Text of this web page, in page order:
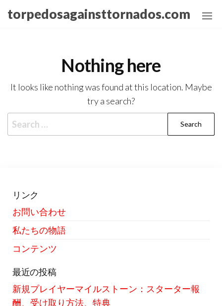
torpedosagainsttornados.com
Nothing here
It looks like nothing was found at this location. Maybe
try a search?
for:
リンク
お問い合わせ
私たちの物語
コンテンツ
最近の投稿
新規プレイヤーマイルストーン：スターター報
酬、受け取り方法、特典